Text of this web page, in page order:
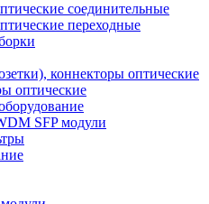
соединительные
переходные
коннекторы оптические
оптические
SFP модули